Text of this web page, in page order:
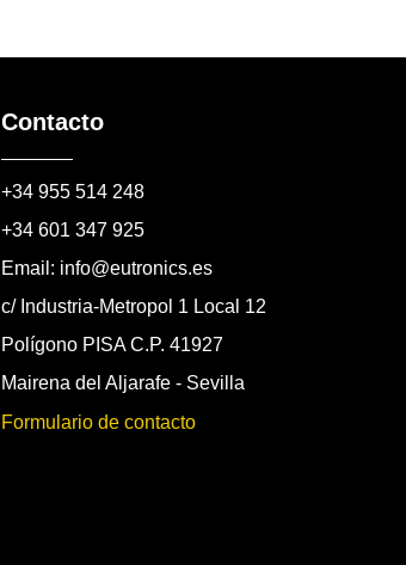
Contacto
+34 955 514 248
+34 601 347 925
Email: info@eutronics.es
c/ Industria-Metropol 1 Local 12
Polígono PISA C.P. 41927
Mairena del Aljarafe - Sevilla
Formulario de contacto